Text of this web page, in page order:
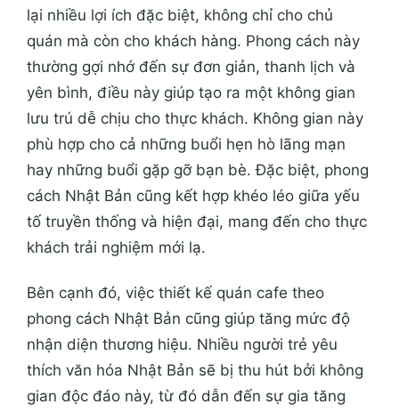
lại nhiều lợi ích đặc biệt, không chỉ cho chủ
quán mà còn cho khách hàng. Phong cách này
thường gợi nhớ đến sự đơn giản, thanh lịch và
yên bình, điều này giúp tạo ra một không gian
lưu trú dễ chịu cho thực khách. Không gian này
phù hợp cho cả những buổi hẹn hò lãng mạn
hay những buổi gặp gỡ bạn bè. Đặc biệt, phong
cách Nhật Bản cũng kết hợp khéo léo giữa yếu
tố truyền thống và hiện đại, mang đến cho thực
khách trải nghiệm mới lạ.
Bên cạnh đó, việc thiết kế quán cafe theo
phong cách Nhật Bản cũng giúp tăng mức độ
nhận diện thương hiệu. Nhiều người trẻ yêu
thích văn hóa Nhật Bản sẽ bị thu hút bởi không
gian độc đáo này, từ đó dẫn đến sự gia tăng